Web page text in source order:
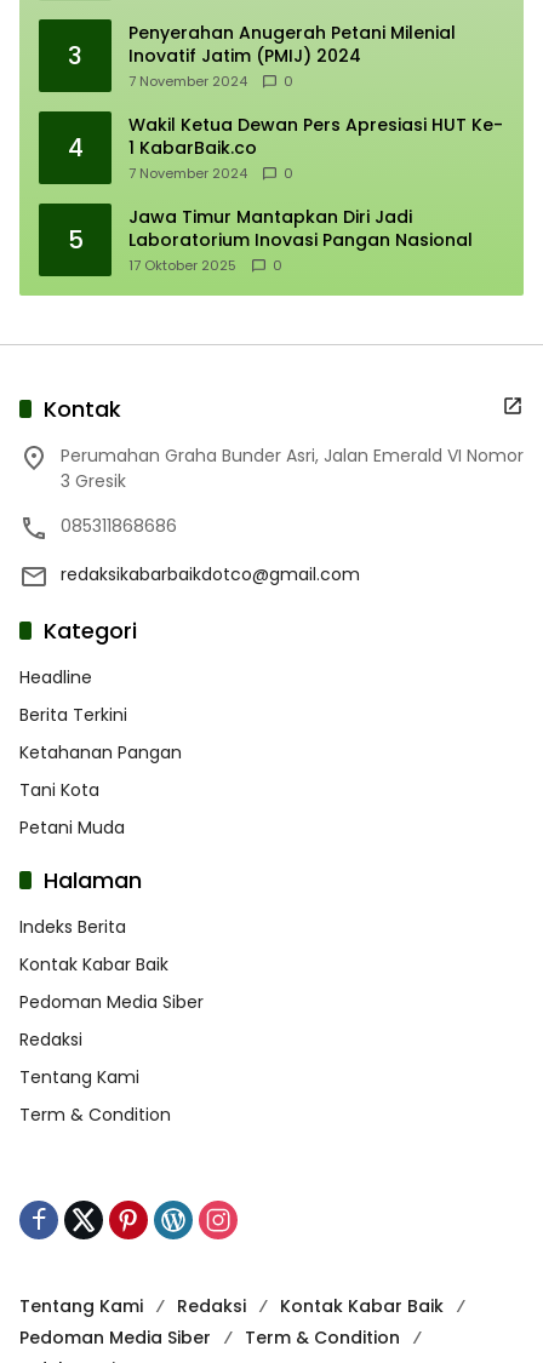
3
Penyerahan Anugerah Petani Milenial
Inovatif Jatim (PMIJ) 2024
7 November 2024 0
4
Wakil Ketua Dewan Pers Apresiasi HUT Ke-
1 KabarBaik.co
7 November 2024 0
5
Jawa Timur Mantapkan Diri Jadi
Laboratorium Inovasi Pangan Nasional
17 Oktober 2025 0
Kontak
Perumahan Graha Bunder Asri, Jalan Emerald VI Nomor
3 Gresik
085311868686
redaksikabarbaikdotco@gmail.com
Kategori
Headline
Berita Terkini
Ketahanan Pangan
Tani Kota
Petani Muda
Halaman
Indeks Berita
Kontak Kabar Baik
Pedoman Media Siber
Redaksi
Tentang Kami
Term & Condition
Tentang Kami Redaksi
Kontak Kabar Baik
Pedoman Media Siber
Term & Condition